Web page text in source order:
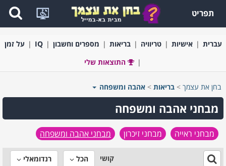
תפריט
עברית אישיות טריוויה בריאות מספרים וחשבון IQ
על זמן
התוצאות שלי
בחן את עצמך > בריאות > אהבה ומשפחה
מבחני אהבה ומשפחה
מבחני ראייה מבחני זיכרון מבחני אהבה ומשפחה
קושי הכל רנדומאלי